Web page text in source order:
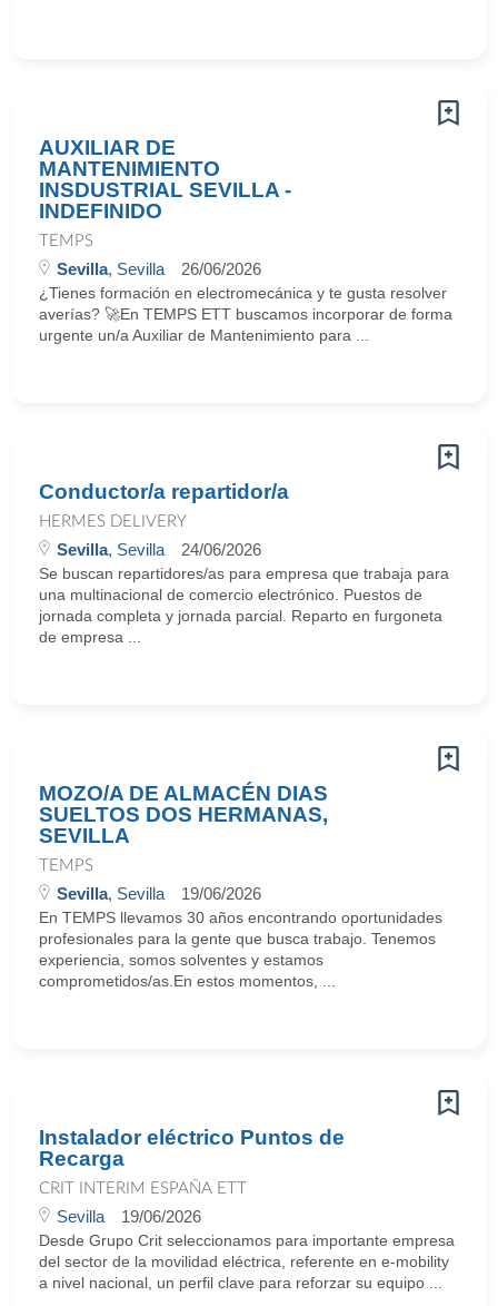
AUXILIAR DE
MANTENIMIENTO
INSDUSTRIAL SEVILLA -
INDEFINIDO
TEMPS
Sevilla, Sevilla 26/06/2026
¿Tienes formación en electromecánica y te gusta resolver
averías? 🚀En TEMPS ETT buscamos incorporar de forma
urgente un/a Auxiliar de Mantenimiento para ...
Conductor/a repartidor/a
HERMES DELIVERY
Sevilla, Sevilla 24/06/2026
Se buscan repartidores/as para empresa que trabaja para
una multinacional de comercio electrónico. Puestos de
jornada completa y jornada parcial. Reparto en furgoneta
de empresa ...
MOZO/A DE ALMACÉN DIAS
SUELTOS DOS HERMANAS,
SEVILLA
TEMPS
Sevilla, Sevilla 19/06/2026
En TEMPS llevamos 30 años encontrando oportunidades
profesionales para la gente que busca trabajo. Tenemos
experiencia, somos solventes y estamos
comprometidos/as.En estos momentos, ...
Instalador eléctrico Puntos de
Recarga
CRIT INTERIM ESPAÑA ETT
Sevilla 19/06/2026
Desde Grupo Crit seleccionamos para importante empresa
del sector de la movilidad eléctrica, referente en e‑mobility
a nivel nacional, un perfil clave para reforzar su equipo ...